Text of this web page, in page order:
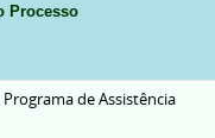
Processo
de Assistência